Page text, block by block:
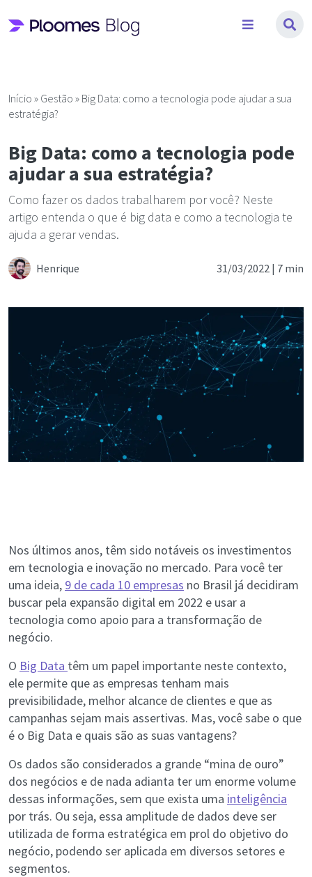
para
Início » Gestão » Big Data: como a tecnologia pode ajudar a sua
estratégia?
Big Data: como a tecnologia pode
ajudar a sua estratégia?
Como fazer os dados trabalharem por você? Neste
artigo entenda o que é big data e como a tecnologia te
ajuda a gerar vendas.
Henrique 31/03/2022 | 7 min
Nos últimos anos, têm sido notáveis os investimentos
em tecnologia e inovação no mercado. Para você ter
uma ideia, 9 de cada 10 empresas no Brasil já decidiram
buscar pela expansão digital em 2022 e usar a
tecnologia como apoio para a transformação de
negócio.
O Big Data têm um papel importante neste contexto,
ele permite que as empresas tenham mais
previsibilidade, melhor alcance de clientes e que as
campanhas sejam mais assertivas. Mas, você sabe o que
é o Big Data e quais são as suas vantagens?
Os dados são considerados a grande “mina de ouro”
dos negócios e de nada adianta ter um enorme volume
dessas informações, sem que exista uma inteligência
por trás. Ou seja, essa amplitude de dados deve ser
utilizada de forma estratégica em prol do objetivo do
negócio, podendo ser aplicada em diversos setores e
segmentos.